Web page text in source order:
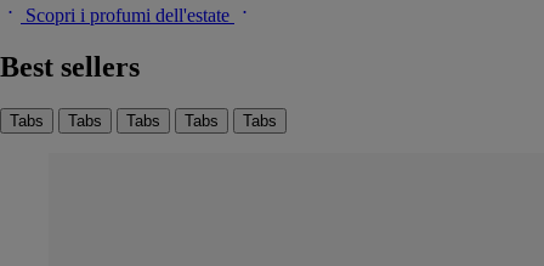
Scopri i profumi dell'estate
Best sellers
Tabs Tabs Tabs Tabs Tabs